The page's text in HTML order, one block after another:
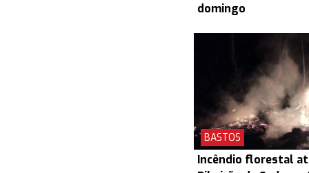
domingo
BASTOS
Incêndio florestal